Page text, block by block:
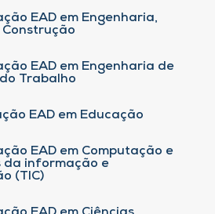
EAD em Engenharia,
EAD em Engenharia de
Trabalho
EAD em Educação
EAD em Computação e
da informação e
(TIC)